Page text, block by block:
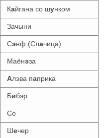
Кайгана со шунком
Зачыни
Сэнф (Слачица)
Маёнэза
Алэва паприка
Бибэр
Со
Шечер